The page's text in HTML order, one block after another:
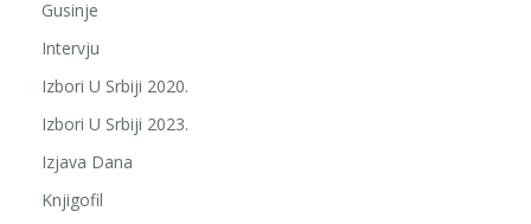
Gusinje
Intervju
Izbori U Srbiji 2020.
Izbori U Srbiji 2023.
Izjava Dana
Knjigofil